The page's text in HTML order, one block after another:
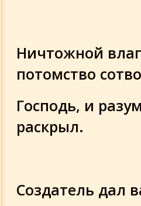
Ничтожной
потомство
Господь, и
раскрыл.
Создатель дал